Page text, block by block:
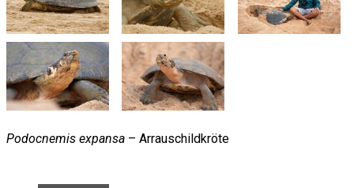
Podocnemis expansa – Arrauschildkröte